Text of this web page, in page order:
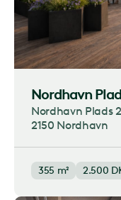
Nordhavn
Nordhavn Plads 2
2150 Nordhavn
355 m² 2.500